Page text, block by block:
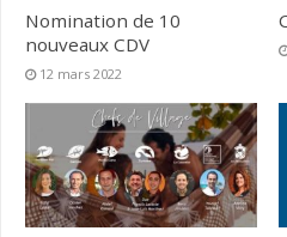
Nomination de 10
nouveaux CDV
12 mars 2022